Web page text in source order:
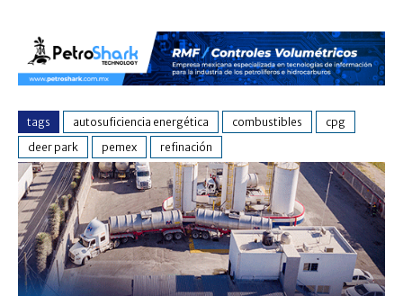
tags autosuficiencia energética combustibles
cpg
deer park
pemex refinación